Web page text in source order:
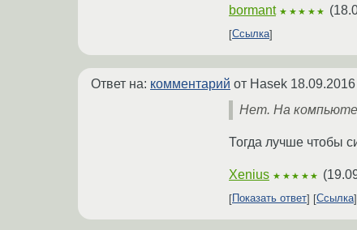
bormant ★★★★★ (
Ссылка
Ответ на: комментарий от Hasek
Нет. На
Тогда лучше чтобы
Xenius ★★★★★ (
Показать ответ Ссылка